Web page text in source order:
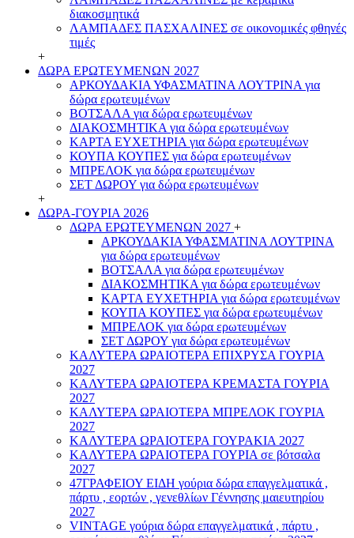
διακοσμητικά
ΛΑΜΠΑΔΕΣ ΠΑΣΧΑΛΙΝΕΣ σε οικονομικές φθηνές
τιμές
+
ΔΩΡΑ ΕΡΩΤΕΥΜΕΝΩΝ 2027
ΑΡΚΟΥΔΑΚΙΑ ΥΦΑΣΜΑΤΙΝΑ ΛΟΥΤΡΙΝΑ για
δώρα ερωτευμένων
ΒΟΤΣΑΛΑ για δώρα ερωτευμένων
ΔΙΑΚΟΣΜΗΤΙΚΑ για δώρα ερωτευμένων
ΚΑΡΤΑ ΕΥΧΕΤΗΡΙΑ για δώρα ερωτευμένων
ΚΟΥΠΑ ΚΟΥΠΕΣ για δώρα ερωτευμένων
ΜΠΡΕΛΟΚ για δώρα ερωτευμένων
ΣΕΤ ΔΩΡΟΥ για δώρα ερωτευμένων
+
ΔΩΡΑ-ΓΟΥΡΙΑ 2026
ΔΩΡΑ ΕΡΩΤΕΥΜΕΝΩΝ 2027 +
ΑΡΚΟΥΔΑΚΙΑ ΥΦΑΣΜΑΤΙΝΑ ΛΟΥΤΡΙΝΑ
για δώρα ερωτευμένων
ΒΟΤΣΑΛΑ για δώρα ερωτευμένων
ΔΙΑΚΟΣΜΗΤΙΚΑ για δώρα ερωτευμένων
ΚΑΡΤΑ ΕΥΧΕΤΗΡΙΑ για δώρα ερωτευμένων
ΚΟΥΠΑ ΚΟΥΠΕΣ για δώρα ερωτευμένων
ΜΠΡΕΛΟΚ για δώρα ερωτευμένων
ΣΕΤ ΔΩΡΟΥ για δώρα ερωτευμένων
ΚΑΛΥΤΕΡΑ ΩΡΑΙΟΤΕΡΑ ΕΠΙΧΡΥΣΑ ΓΟΥΡΙΑ
2027
ΚΑΛΥΤΕΡΑ ΩΡΑΙΟΤΕΡΑ ΚΡΕΜΑΣΤΑ ΓΟΥΡΙΑ
2027
ΚΑΛΥΤΕΡΑ ΩΡΑΙΟΤΕΡΑ ΜΠΡΕΛΟΚ ΓΟΥΡΙΑ
2027
ΚΑΛΥΤΕΡΑ ΩΡΑΙΟΤΕΡΑ ΓΟΥΡΑΚΙΑ 2027
ΚΑΛΥΤΕΡΑ ΩΡΑΙΟΤΕΡΑ ΓΟΥΡΙΑ σε βότσαλα
2027
47ΓΡΑΦΕΙΟΥ ΕΙΔΗ γούρια δώρα επαγγελματικά ,
πάρτυ , εορτών , γενεθλίων Γέννησης μαιευτηρίου
2027
VINTAGE γούρια δώρα επαγγελματικά , πάρτυ ,